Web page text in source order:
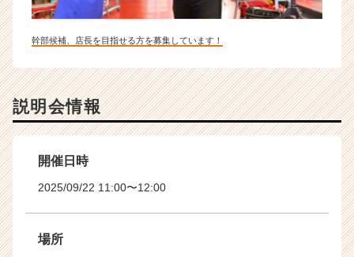
幹部候補、店長を目指せる方を募集しています！
説明会情報
開催日時
2025/09/22 11:00〜12:00
場所